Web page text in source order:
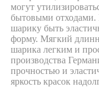
могут
бытовыми отходами.
шарику быть
форму. Мягкий
шарика легким и
производства
прочностью и
яркость красок